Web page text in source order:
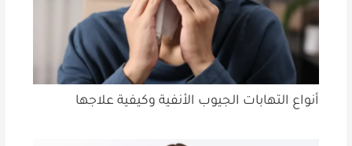
أنواع التهابات الجيوب الأنفية وكيفية علاجها